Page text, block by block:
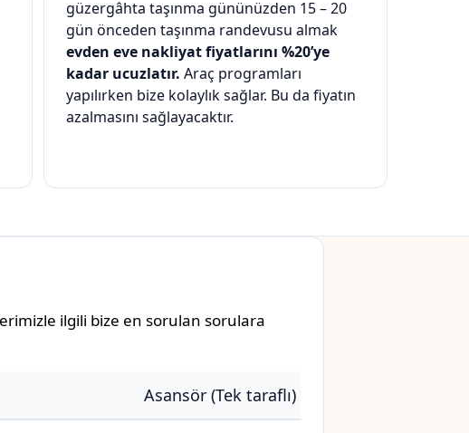
güzergâhta taşınma gününüzden 15 – 20
gün önceden taşınma randevusu almak
evden eve nakliyat fiyatlarını %20’ye
kadar ucuzlatır. Araç programları
yapılırken bize kolaylık sağlar. Bu da fiyatın
azalmasını sağlayacaktır.
ilgili bize en sorulan sorulara
Asansör (Tek taraflı)